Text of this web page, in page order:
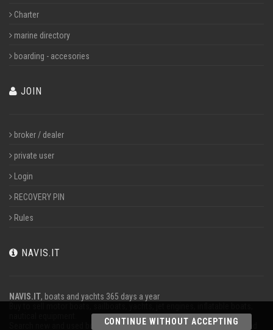
Charter
marine directory
boarding - accesories
JOIN
broker / dealer
private user
Login
RECOVERY PIN
Rules
NAVIS.IT
NAVIS.IT, boats and yachts 365 days a year
Search new and used boats in our database or even post a classified ad
CONTINUE WITHOUT ACCEPTING